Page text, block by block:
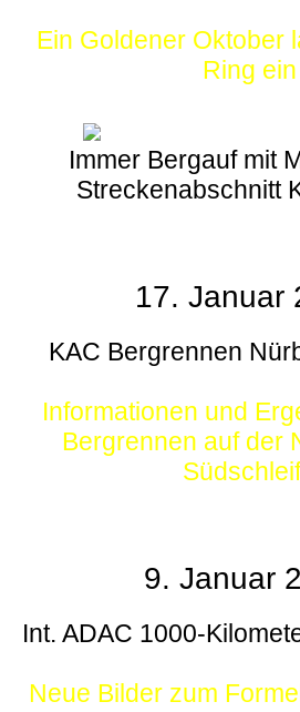
Ein Goldener Oktober
Ring ein
Immer Bergauf mit
Streckenabschnitt
17. Januar
KAC Bergrennen
Informationen und
Bergrennen auf der
9. Januar
Int. ADAC 1000-
Neue Bilder zum